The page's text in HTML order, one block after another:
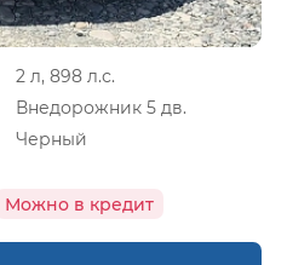
2 л, 898 л.с.
Внедорожник 5 дв.
Черный
Можно в кредит